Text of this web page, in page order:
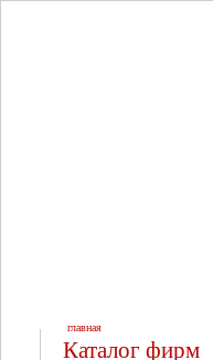
главная
Каталог фирм